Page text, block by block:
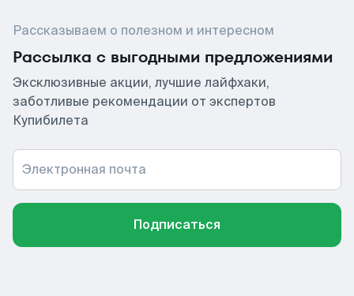
Рассказываем о полезном и интересном
Рассылка с выгодными предложениями
Эксклюзивные акции, лучшие лайфхаки,
заботливые рекомендации от экспертов
Купибилета
Электронная почта
Подписаться